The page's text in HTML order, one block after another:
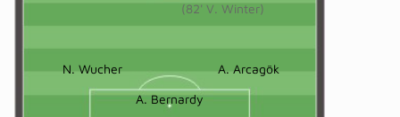
(82' V. Winter)
N. Wucher
A. Arcagök
A. Bernardy